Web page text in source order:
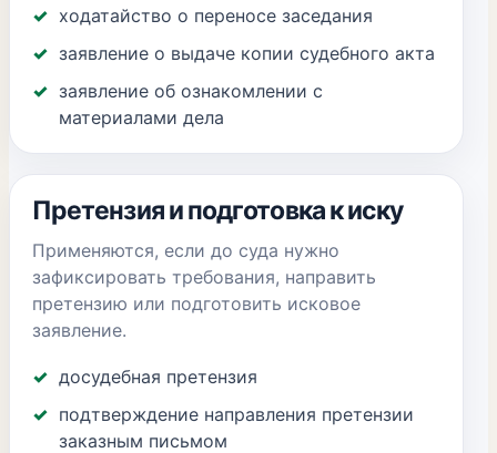
ходатайство о переносе заседания
заявление о выдаче копии судебного акта
заявление об ознакомлении с
материалами дела
Претензия и подготовка к иску
Применяются, если до суда нужно
зафиксировать требования, направить
претензию или подготовить исковое
заявление.
досудебная претензия
подтверждение направления претензии
заказным письмом